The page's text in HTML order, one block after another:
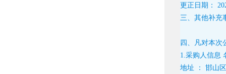
更正日期：
三、其他补充
四、凡对本次
1.采购人信息
地址 ： 邯山